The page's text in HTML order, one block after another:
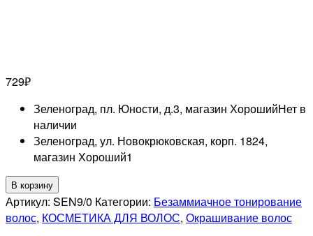
729₽
Зеленоград, пл. Юности, д.3, магазин ХорошийНет в
наличии
Зеленоград, ул. Новокрюковская, корп. 1824,
магазин Хороший1
Количество
товара
ESTEL
В корзину
Артикул: SEN9/0 Категории: Безаммиачное тонирование
волос, КОСМЕТИКА ДЛЯ ВОЛОС, Окрашивание волос